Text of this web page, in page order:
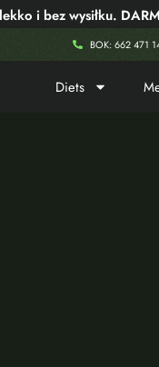
bez wysiłku.
BOK: 662 471
Diets